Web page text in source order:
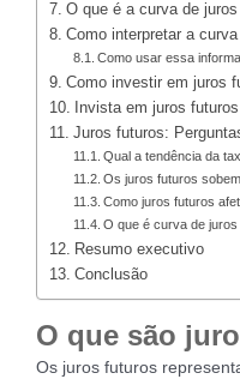
O que é a curva de
Como interpretar a
Como usar essa
Como investir em juros
Invista em juros
Juros futuros:
Qual a tendência da
Os juros futuros
Como juros futuros
O que é curva de juros
Resumo executivo
Conclusão
O que são
Os juros futuros